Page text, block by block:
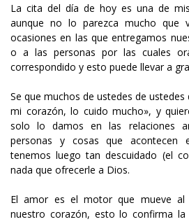
La cita del día de hoy es una de
aunque no lo parezca mucho que
ocasiones en las que entregamos
o a las personas por las cuales
correspondido y esto puede llevar a
Se que muchos de ustedes de
mi corazón, lo cuido mucho», y
solo lo damos en las relaciones
personas y cosas que acontecen
tenemos luego tan descuidado (el
nada que ofrecerle a Dios.
El amor es el motor que mueve al
nuestro corazón, esto lo confirma